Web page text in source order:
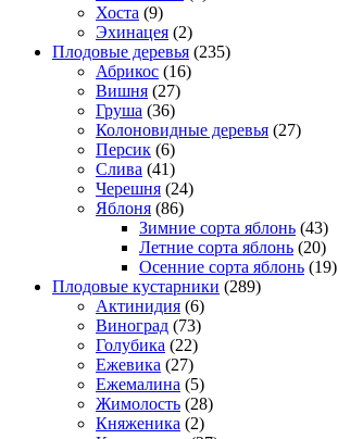
Хоста (9)
Эхинацея (2)
Плодовые деревья (235)
Абрикос (16)
Вишня (27)
Груша (36)
Колоновидные деревья (27)
Персик (6)
Слива (41)
Черешня (24)
Яблоня (86)
Зимние сорта яблонь (43)
Летние сорта яблонь (20)
Осенние сорта яблонь (19)
Плодовые кустарники (289)
Актинидия (6)
Виноград (73)
Голубика (22)
Ежевика (27)
Ежемалина (5)
Жимолость (28)
Княженика (2)